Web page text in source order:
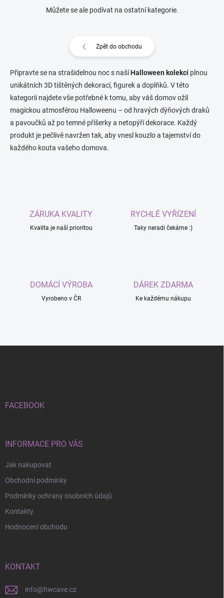
Můžete se ale podívat na ostatní kategorie.
Zpět do obchodu
Připravte se na strašidelnou noc s našíHalloween kolekcíplnou
unikátních 3D tištěných dekorací, figurek a doplňků. V této
kategorii najdete vše potřebné k tomu, aby váš domov ožil
magickou atmosférou Halloweenu – od hravých dýňových draků
a pavoučků až po temné příšerky a netopýří dekorace. Každý
produkt je pečlivě navržen tak, aby vnesl kouzlo a tajemství do
každého kouta vašeho domova.
ZÁRUKA KVALITY
Kvalita je naší prioritou
RYCHLÉ VYŘÍZENÍ
Taky neradi čekáme :)
DOMÁCÍ VÝROBA
Vyrobeno v ČR
DÁREK ZDARMA
Ke každému nákupu
FACEBOOK
INFORMACE PRO VÁS
Jak nakupovat
Obchodní podmínky
Podmínky ochrany osobních údajů
Kontakty
Hodnocení obchodu
KONTAKT
info@hwcave.cz